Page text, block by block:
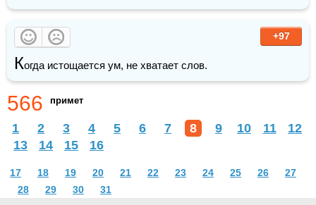
+97
Когда истощается ум, не хватает слов.
566 примет
1 2 3 4 5 6 7 8 9 10 11
12
13
14 15 16
17 18 19 20 21 22 23 24 25 26
27
28
29 30 31